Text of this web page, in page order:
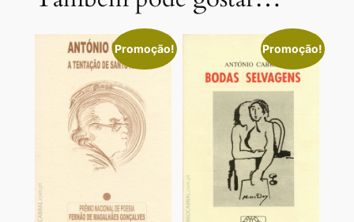
Promoção! Promoção!